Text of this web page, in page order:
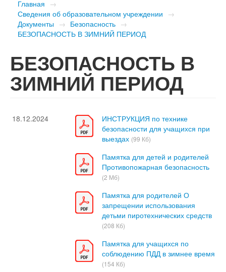
Главная →
Сведения об образовательном учреждении →
Документы → Безопасность →
БЕЗОПАСНОСТЬ В ЗИМНИЙ ПЕРИОД
БЕЗОПАСНОСТЬ В
ЗИМНИЙ ПЕРИОД
18.12.2024
ИНСТРУКЦИЯ по технике
безопасности для учащихся при
выездах (99 Кб)
Памятка для детей и родителей
Противопожарная безопасность
(2 Мб)
Памятка для родителей О
запрещении использования
детьми пиротехнических средств
(208 Кб)
Памятка для учащихся по
соблюдению ПДД в зимнее время
(154 Кб)